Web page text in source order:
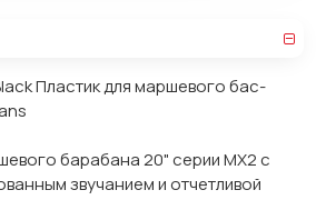
Пластик для маршевого бас-
барабана 20" серии MX2 с
звучанием и отчетливой